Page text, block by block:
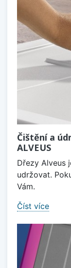
Čištění a
ALVEUS
Dřezy Alveus
udržovat.
Vám.
Číst více